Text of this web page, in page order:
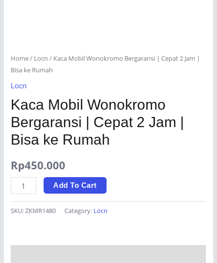
Home/ Locn / Kaca Mobil Wonokromo Bergaransi | Cepat 2 Jam |
Bisa ke Rumah
Locn
Kaca Mobil Wonokromo
Bergaransi | Cepat 2 Jam |
Bisa ke Rumah
Rp450.000
Kaca
Mobil
Wonokromo
Add To Cart
SKU:ZKMR1480 Category: Locn